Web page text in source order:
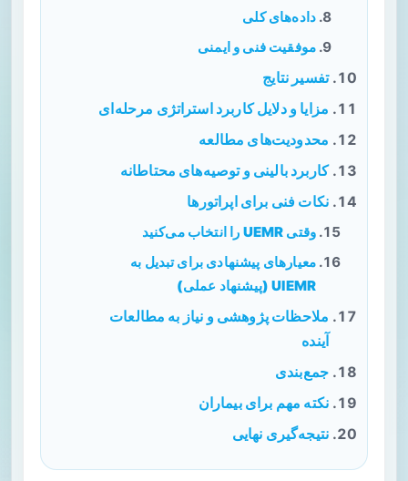
داده‌های کلی
موفقیت فنی و ایمنی
تفسیر نتایج
مزایا و دلایل کاربرد استراتژی مرحله‌ای
محدودیت‌های مطالعه
کاربرد بالینی و توصیه‌های محتاطانه
نکات فنی برای اپراتورها
وقتی UEMR را انتخاب می‌کنید
معیارهای پیشنهادی برای تبدیل به
UIEMR (پیشنهاد عملی)
ملاحظات پژوهشی و نیاز به مطالعات
آینده
جمع‌بندی
نکته مهم برای بیماران
نتیجه‌گیری نهایی